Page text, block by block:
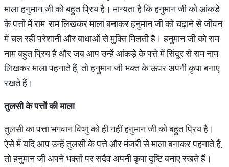
माला हनुमान जी को बहुत प्रिय है। मान्यता है कि हनुमान जी को आंकड़े
के पत्तों में राम-राम लिखकर माला बनाकर हनुमान जी को चढ़ाने से जीवन
में चल रही परेशानी और बाधाओं से मुक्ति मिलती है। हनुमान जी को राम
नाम बहुत प्रिय है और जब आप उन्हें आंकड़े के पत्ते में सिंदूर से राम नाम
लिखकर माला पहनाते हैं, तो हनुमान जी भक्त के ऊपर अपनी कृपा बनाए
रखते हैं।
तुलसी के पत्तों की माला
तुलसी का पत्ता भगवान विष्णु को ही नहीं हनुमान जी को बहुत प्रिय है।
ऐसे में यदि आप उन्हें तुलसी के पत्ते और मंजरी से माला बनाकर पहनाते हैं,
तो हनुमान जी अपने भक्तों पर सदैव अपनी कृपा दृष्टि बनाए रखते हैं।